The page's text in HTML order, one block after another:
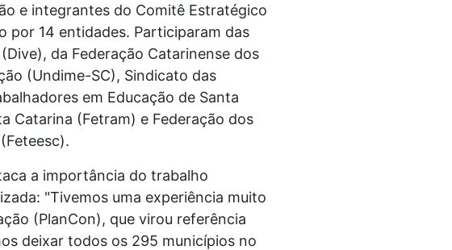
e integrantes do Comitê Estratégico
por 14 entidades. Participaram das
da Federação Catarinense dos
(Undime-SC), Sindicato das
em Educação de Santa
Catarina (Fetram) e Federação dos
a importância do trabalho
"Tivemos uma experiência muito
(PlanCon), que virou referência
deixar todos os 295 municípios no